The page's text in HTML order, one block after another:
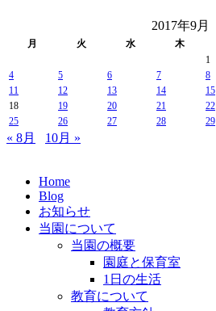
2017年9月
月 火 水 木
1
4
5 6 7 8
11
12 13 14 15
18
19 20 21 22
25
26 27 28 29
« 8月 10月 »
Home
Blog
お知らせ
当園について
当園の概要
園庭と保育室
1日の生活
教育について